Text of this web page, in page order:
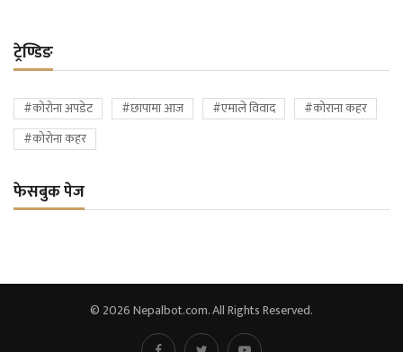
ट्रेण्डिङ
#कोरोना अपडेट #छापामा आज #एमाले विवाद
#कोराना कहर
#कोरोना कहर
फेसबुक पेज
© 2026 Nepalbot.com. All Rights Reserved.